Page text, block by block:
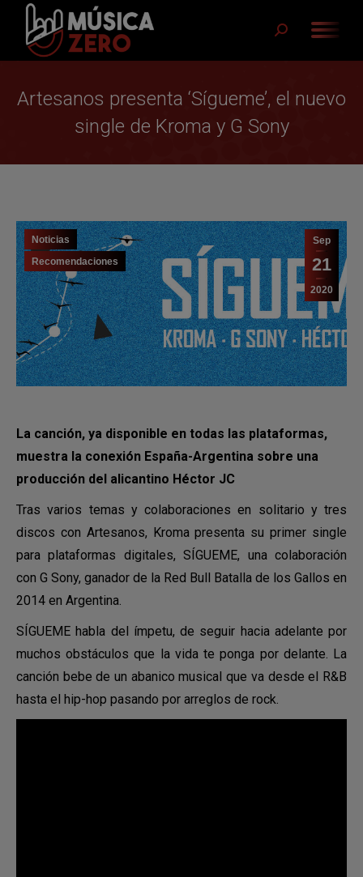
Buscar:
Artesanos presenta ‘Sígueme’, el nuevo
single de Kroma y G Sony
Sep
21
2020
Noticias
Recomendaciones
La canción, ya disponible en todas las plataformas,
muestra la conexión España-Argentina sobre una
producción del alicantino Héctor JC
Tras varios temas y colaboraciones en solitario y tres
discos con Artesanos, Kroma presenta su primer single
para plataformas digitales, SÍGUEME, una colaboración
con G Sony, ganador de la Red Bull Batalla de los Gallos en
2014 en Argentina.
SÍGUEME habla del ímpetu, de seguir hacia adelante por
muchos obstáculos que la vida te ponga por delante. La
canción bebe de un abanico musical que va desde el R&B
hasta el hip-hop pasando por arreglos de rock.